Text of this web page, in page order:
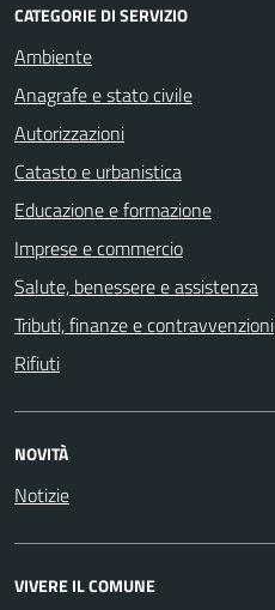
CATEGORIE DI SERVIZIO
Ambiente
Anagrafe e stato civile
Autorizzazioni
Catasto e urbanistica
Educazione e formazione
Imprese e commercio
Salute, benessere e assistenza
Tributi, finanze e contravvenzioni
Rifiuti
NOVITÀ
Notizie
VIVERE IL COMUNE